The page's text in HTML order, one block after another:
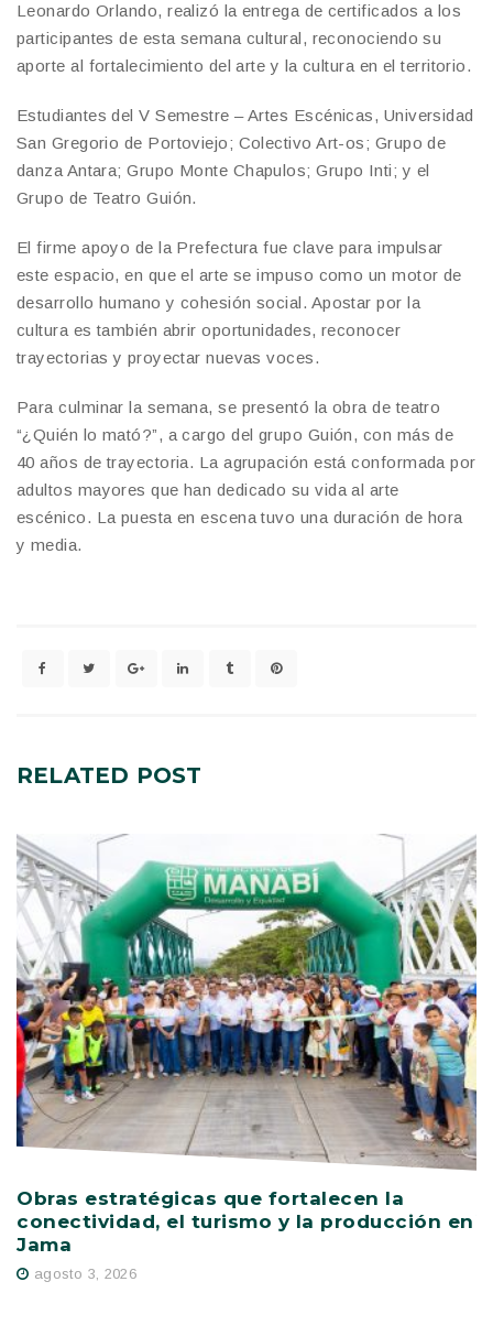
Leonardo Orlando, realizó la entrega de certificados a los
participantes de esta semana cultural, reconociendo su
aporte al fortalecimiento del arte y la cultura en el territorio.
Estudiantes del V Semestre – Artes Escénicas, Universidad
San Gregorio de Portoviejo; Colectivo Art-os; Grupo de
danza Antara; Grupo Monte Chapulos; Grupo Inti; y el
Grupo de Teatro Guión.
El firme apoyo de la Prefectura fue clave para impulsar
este espacio, en que el arte se impuso como un motor de
desarrollo humano y cohesión social. Apostar por la
cultura es también abrir oportunidades, reconocer
trayectorias y proyectar nuevas voces.
Para culminar la semana, se presentó la obra de teatro
“¿Quién lo mató?”, a cargo del grupo Guión, con más de
40 años de trayectoria. La agrupación está conformada por
adultos mayores que han dedicado su vida al arte
escénico. La puesta en escena tuvo una duración de hora
y media.
RELATED POST
Obras estratégicas que fortalecen la
conectividad, el turismo y la producción en
Jama
agosto 3, 2026